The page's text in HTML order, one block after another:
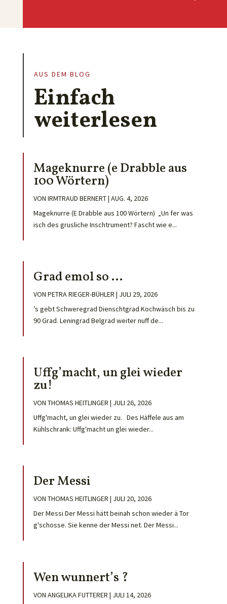
AUS DEM BLOG
Einfach
weiterlesen
Mageknurre (e Drabble aus
100 Wörtern)
VON IRMTRAUD BERNERT| AUG. 4, 2026
Mageknurre (E Drabble aus 100 Wörtern) „Un fer was
isch des grusliche Inschtrument? Fascht wie e...
Grad emol so …
VON PETRA RIEGER-BÜHLER | JULI 29, 2026
’s gebt Schweregrad Dienschtgrad Kochwäsch bis zu
90 Grad. Leningrad Belgrad weiter nuff de...
Uffg’macht, un glei wieder
zu!
VON THOMAS HEITLINGER | JULI 26, 2026
Uffg'macht, un glei wieder zu. Des Häffele aus am
Kühlschrank: Uffg'macht un glei wieder...
Der Messi
VON THOMAS HEITLINGER | JULI 20, 2026
Der Messi Der Messi hätt beinah schon wieder ä Tor
g'schosse. Sie kenne der Messi net. Der Messi...
Wen wunnert’s ?
VON ANGELIKA FUTTERER | JULI 14, 2026